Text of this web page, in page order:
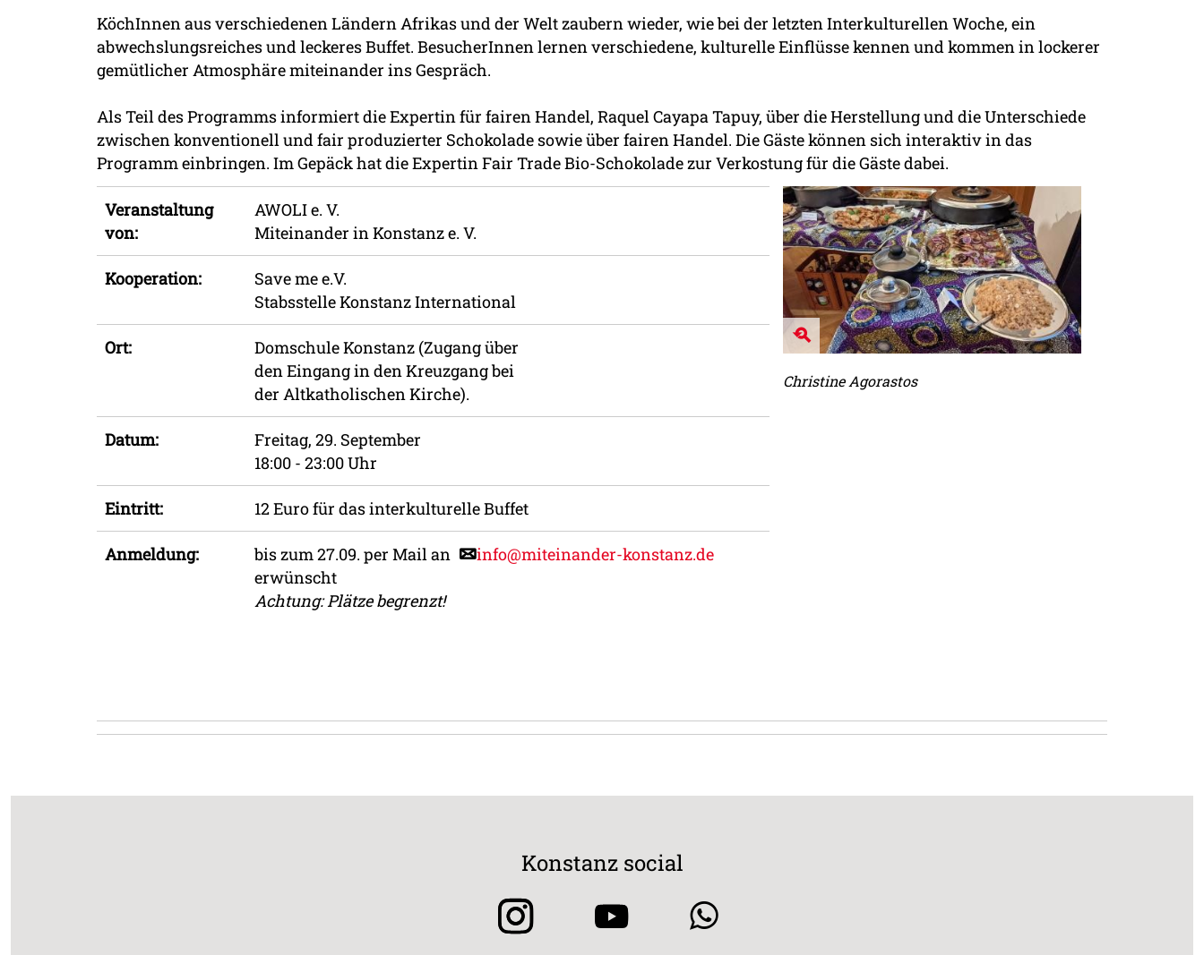
KöchInnen aus verschiedenen Ländern Afrikas und der Welt zaubern wieder, wie bei der letzten Interkulturellen Woche, ein
abwechslungsreiches und leckeres Buffet. BesucherInnen lernen verschiedene, kulturelle Einflüsse kennen und kommen in lockerer
gemütlicher Atmosphäre miteinander ins Gespräch.
Als Teil des Programms informiert die Expertin für fairen Handel, Raquel Cayapa Tapuy, über die Herstellung und die Unterschiede
zwischen konventionell und fair produzierter Schokolade sowie über fairen Handel. Die Gäste können sich interaktiv in das
Programm einbringen. Im Gepäck hat die Expertin Fair Trade Bio-Schokolade zur Verkostung für die Gäste dabei.
Veranstaltung
von:
AWOLI e. V.
Miteinander in Konstanz e. V.
Kooperation:
Save me e.V.
Stabsstelle Konstanz International
Ort:
Domschule Konstanz (Zugang über
den Eingang in den Kreuzgang bei
der Altkatholischen Kirche).
Datum:
Freitag, 29. September
18:00 - 23:00 Uhr
Eintritt: 12 Euro für das interkulturelle Buffet
Anmeldung: bis zum 27.09. per Mail an
info@miteinander-konstanz.de
erwünscht
Achtung: Plätze begrenzt!
Christine Agorastos
Konstanz social